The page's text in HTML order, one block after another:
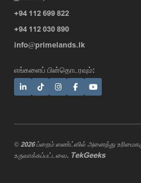
+94 112 699 822
+94 112 030 890
info@primelands.lk
எங்களைப் பின்தொடரவும்:
© 2026 ப்றைம் ஸண்ட்ஸில் அனைத்து
உருவாக்கப்பட்டவை. TekGeeks